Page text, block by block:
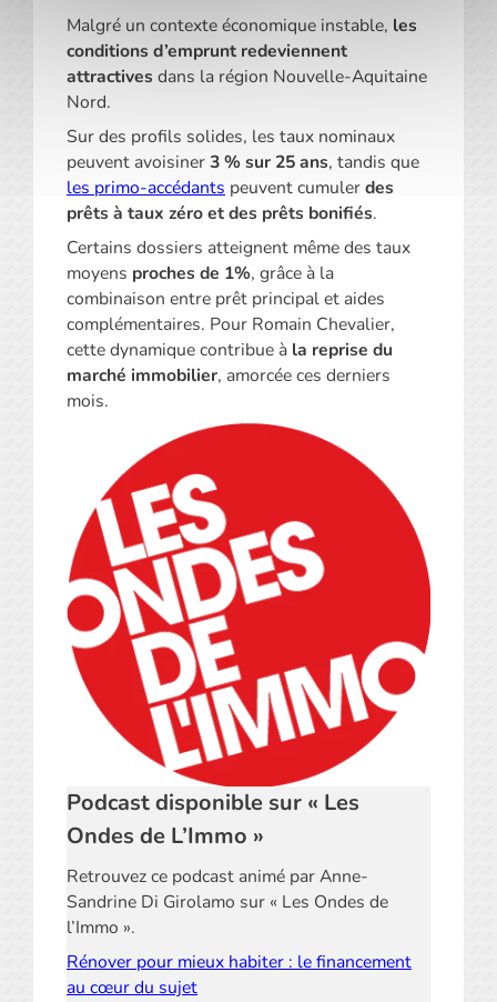
Malgré un contexte économique instable, les
conditions d’emprunt redeviennent
attractives dans la région Nouvelle-Aquitaine
Nord.
Sur des profils solides, les taux nominaux
peuvent avoisiner3 % sur 25 ans, tandis que
les primo-accédants peuvent cumulerdes
prêts à taux zéro et des prêts bonifiés.
Certains dossiers atteignent même des taux
moyens proches de 1%, grâce à la
combinaison entre prêt principal et aides
complémentaires. Pour Romain Chevalier,
cette dynamique contribue à la reprise du
marché immobilier, amorcée ces derniers
mois.
Podcast disponible sur « Les
Ondes de L’Immo »
Retrouvez ce podcast animé par Anne-
Sandrine Di Girolamo sur « Les Ondes de
l’Immo ».
Rénover pour mieux habiter : le financement
au cœur du sujet